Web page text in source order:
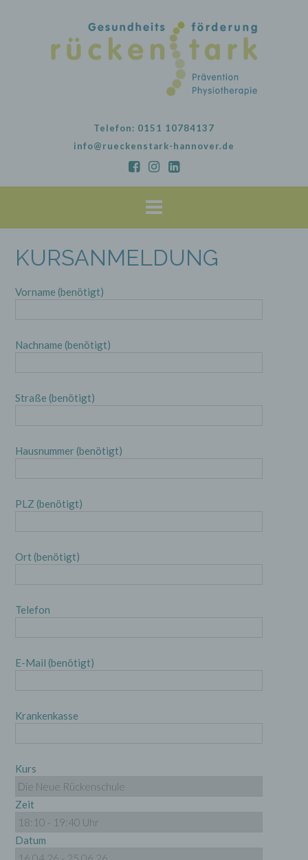
Telefon: 0151 10784137
info@rueckenstark-hannover.de
KURSANMELDUNG
Vorname (benötigt)
Nachname (benötigt)
Straße (benötigt)
Hausnummer (benötigt)
PLZ (benötigt)
Ort (benötigt)
Telefon
E-Mail (benötigt)
Krankenkasse
Kurs
Zeit
Datum